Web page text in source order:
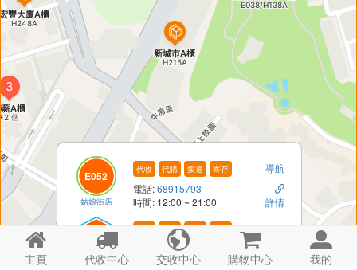

主頁

代收中心

交收中心

購物中心

我的
E052
姑娘街店
代收 代購 集運 寄存
導航
電話:68915793 
時間: 12:00 ~ 21:00 詳情
H152A
姑娘街A櫃
代收 代購 集運 寄存
導航
時間: 24hrs 詳情